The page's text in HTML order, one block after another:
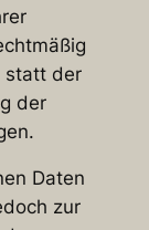
statt der
der
Daten
zur